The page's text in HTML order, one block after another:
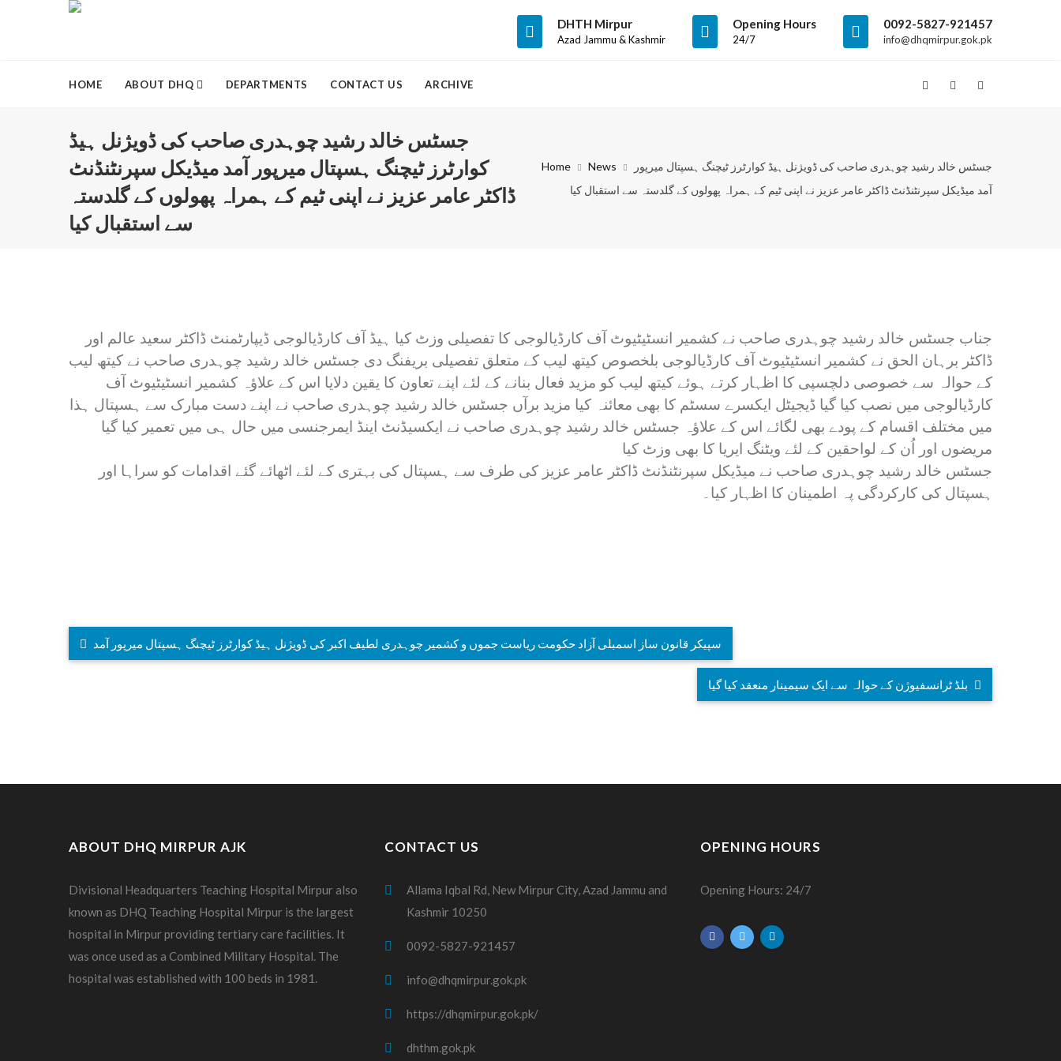
DHTH Mirpur
Azad Jammu & Kashmir
Opening Hours
24/7
0092-5827-921457
info@dhqmirpur.gok.pk
HOME ABOUT DHQ DEPARTMENTS CONTACT US ARCHIVE
جسٹس خالد رشید چوہدری صاحب کی ڈویژنل ہیڈ
کوارٹرز ٹیچنگ ہسپتال میرپور آمد میڈیکل سپرنٹنڈنٹ
ڈاکٹر عامر عزیز نے اپنی ٹیم کے ہمراہ پھولوں کے گلدستہ
سے استقبال کیا
Home News
جسٹس خالد رشید چوہدری صاحب کی ڈویژنل ہیڈ کوارٹرز ٹیچنگ ہسپتال میرپور
آمد میڈیکل سپرنٹنڈنٹ ڈاکٹر عامر عزیز نے اپنی ٹیم کے ہمراہ پھولوں کے گلدستہ سے استقبال کیا
جناب جسٹس خالد رشید چوہدری صاحب نے کشمیر انسٹیٹیوٹ آف کارڈیالوجی کا تفصیلی وزٹ کیا ہیڈ آف کارڈیالوجی ڈیپارٹمنٹ ڈاکٹر سعید عالم اور
ڈاکٹر برہان الحق نے کشمیر انسٹیٹیوٹ آف کارڈیالوجی بلخصوص کیتھ لیب کے متعلق تفصیلی بریفنگ دی جسٹس خالد رشید چوہدری صاحب نے کیتھ لیب
کے حوالہ سے خصوصی دلچسپی کا اظہار کرتے ہوئے کیتھ لیب کو مزید فعال بنانے کے لئے اپنے تعاون کا یقین دلایا اس کے علاؤہ کشمیر انسٹیٹیوٹ آف
کارڈیالوجی میں نصب کیا گیا ڈیجیٹل ایکسرے سسٹم کا بھی معائنہ کیا مزید برآں جسٹس خالد رشید چوہدری صاحب نے اپنے دست مبارک سے ہسپتال ہذا
میں مختلف اقسام کے پودے بھی لگائے اس کے علاؤہ جسٹس خالد رشید چوہدری صاحب نے ایکسیڈنٹ اینڈ ایمرجنسی میں حال ہی میں تعمیر کیا گیا
مریضوں اور اُن کے لواحقین کے لئے ویٹنگ ایریا کا بھی وزٹ کیا
جسٹس خالد رشید چوہدری صاحب نے میڈیکل سپرنٹنڈنٹ ڈاکٹر عامر عزیز کی طرف سے ہسپتال کی بہتری کے لئے اٹھائے گئے اقدامات کو سراہا اور
ہسپتال کی کارکردگی پہ اطمینان کا اظہار کیا۔
سپیکر قانون ساز اسمبلی آزاد حکومت ریاست جموں و کشمیر چوہدری لطیف اکبر کی ڈویژنل ہیڈ کوارٹرز ٹیچنگ ہسپتال میرپور آمد
ABOUT DHQ MIRPUR AJK
Divisional Headquarters Teaching Hospital Mirpur also
known as DHQ Teaching Hospital Mirpur is the largest
hospital in Mirpur providing tertiary care facilities. It
was once used as a Combined Military Hospital. The
hospital was established with 100 beds in 1981.
CONTACT US
Allama Iqbal Rd, New Mirpur City, Azad Jammu and
Kashmir 10250
0092-5827-921457
info@dhqmirpur.gok.pk
https://dhqmirpur.gok.pk/
dhthm.gok.pk
OPENING HOURS
Opening Hours: 24/7